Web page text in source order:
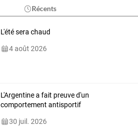
Récents
L'été sera chaud
4 août 2026
L'Argentine a fait preuve d'un
comportement antisportif
30 juil. 2026